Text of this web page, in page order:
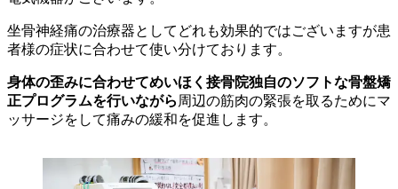
坐骨神経痛の治療器としてどれも効果的ではございますが患
者様の症状に合わせて使い分けております。
身体の歪みに合わせてめいほく接骨院独自のソフトな骨盤矯
正プログラムを行いながら 周辺の筋肉の緊張を取るためにマ
ッサージをして痛みの緩和を促進します。